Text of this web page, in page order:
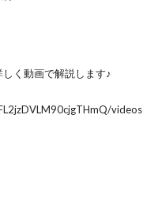
く動画で解説します♪
videos